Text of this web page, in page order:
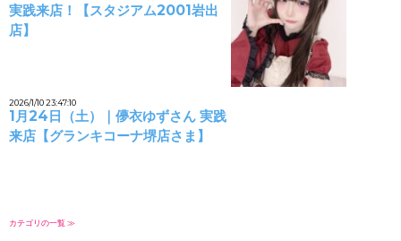
実践来店！【スタジアム2001岩出
店】
2026/1/10 23:47:10
1月24日（土）｜儚衣ゆずさん 実践
来店【グランキコーナ堺店さま】
カテゴリの一覧 ≫